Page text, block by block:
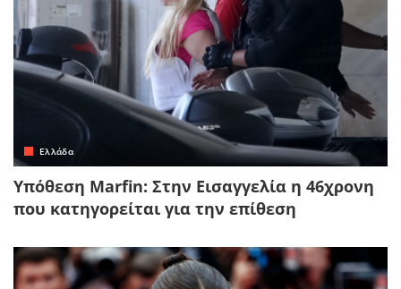
Ελλάδα
Υπόθεση Marfin: Στην Εισαγγελία η 46χρονη
που κατηγορείται για την επίθεση